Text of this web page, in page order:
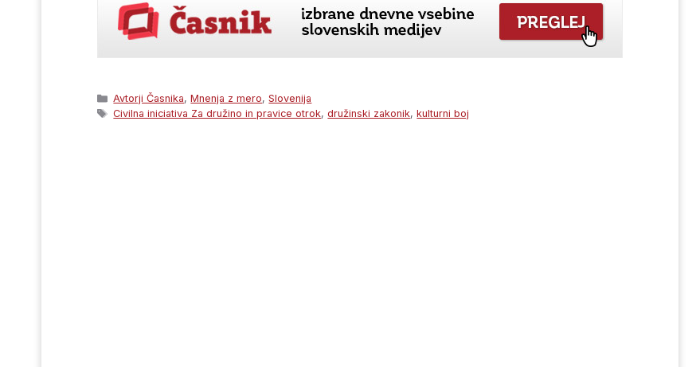
Categories
Avtorji Časnika,Mnenja z mero,Slovenija
Tags
Civilna iniciativa Za družino in pravice otrok,družinski zakonik,kulturni boj